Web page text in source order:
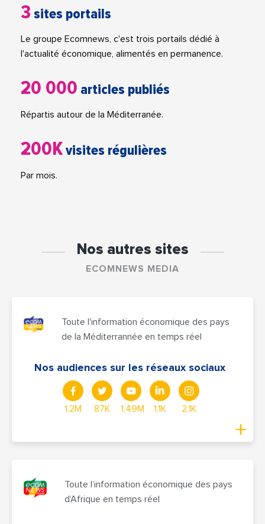
3 sites portails
Le groupe Ecomnews, c'est trois portails dédié à
l'actualité économique, alimentés en permanence.
20 000 articles publiés
Répartis autour de la Méditerranée.
200Kvisites régulières
Par mois.
Nos autres sites
ECOMNEWS MEDIA
Toute l'information économique des pays
de la Méditerrannée en temps réel
Nos audiences sur les réseaux sociaux
1,2M 87K 1,49M 1,1K 2,1K
Toute l’information économique des pays
d’Afrique en temps réel